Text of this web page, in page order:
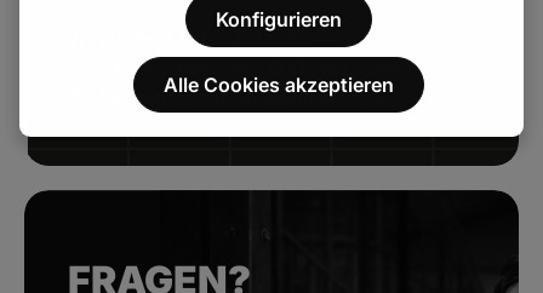
// Kurze Lieferzeiten.
// Extrem hohe Artikelverfügbarkeit.
// Persönlicher Kundenservice.
FRAGEN?
Konfigurieren
Alle Cookies akzeptieren